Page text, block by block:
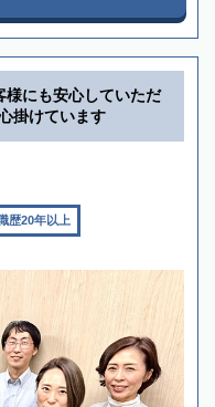
様にも安心していただ
掛けています
歴20年以上